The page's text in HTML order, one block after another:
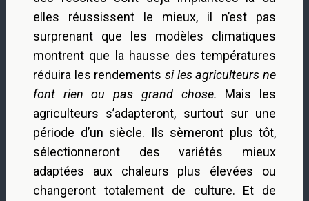
elles réussissent le mieux, il n’est pas
surprenant que les modèles climatiques
montrent que la hausse des températures
réduira les rendements si les agriculteurs ne
font rien ou pas grand chose. Mais les
agriculteurs s’adapteront, surtout sur une
période d’un siècle. Ils sèmeront plus tôt,
sélectionneront des variétés mieux
adaptées aux chaleurs plus élevées ou
changeront totalement de culture. Et de